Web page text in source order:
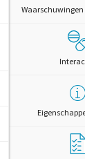
Waarschuwingen